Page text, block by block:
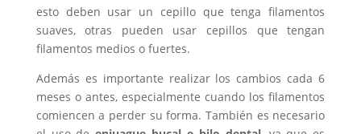
esto deben usar un cepillo que tenga filamentos
suaves, otras pueden usar cepillos que tengan
filamentos medios o fuertes.
Además es importante realizar los cambios cada 6
meses o antes, especialmente cuando los filamentos
comiencen a perder su forma. También es necesario